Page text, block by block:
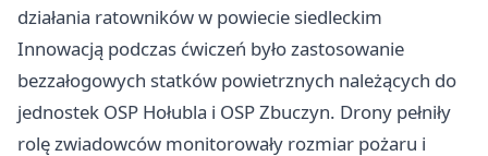
działania ratowników w powiecie siedleckim
Innowacją podczas ćwiczeń było zastosowanie
bezzałogowych statków powietrznych należących do
jednostek OSP Hołubla i OSP Zbuczyn. Drony pełniły
rolę zwiadowców monitorowały rozmiar pożaru i